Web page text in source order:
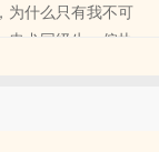
为什么只有我不可
忠犬同级生，偏执
方同意性行为，微